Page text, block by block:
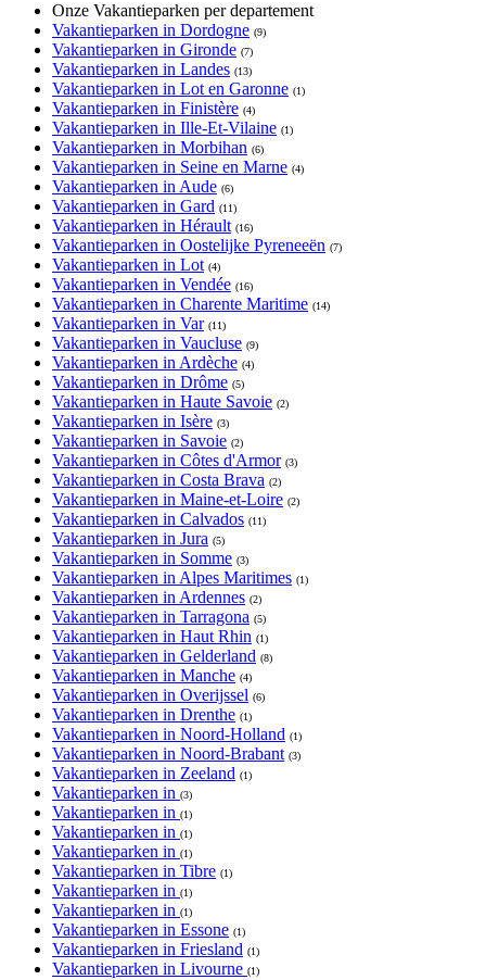
Onze Vakantieparken per departement
Vakantieparken in Dordogne (9)
Vakantieparken in Gironde (7)
Vakantieparken in Landes (13)
Vakantieparken in Lot en Garonne (1)
Vakantieparken in Finistère (4)
Vakantieparken in Ille-Et-Vilaine (1)
Vakantieparken in Morbihan (6)
Vakantieparken in Seine en Marne (4)
Vakantieparken in Aude (6)
Vakantieparken in Gard (11)
Vakantieparken in Hérault (16)
Vakantieparken in Oostelijke Pyreneeën (7)
Vakantieparken in Lot (4)
Vakantieparken in Vendée (16)
Vakantieparken in Charente Maritime (14)
Vakantieparken in Var (11)
Vakantieparken in Vaucluse (9)
Vakantieparken in Ardèche (4)
Vakantieparken in Drôme (5)
Vakantieparken in Haute Savoie (2)
Vakantieparken in Isère (3)
Vakantieparken in Savoie (2)
Vakantieparken in Côtes d'Armor (3)
Vakantieparken in Costa Brava (2)
Vakantieparken in Maine-et-Loire (2)
Vakantieparken in Calvados (11)
Vakantieparken in Jura (5)
Vakantieparken in Somme (3)
Vakantieparken in Alpes Maritimes (1)
Vakantieparken in Ardennes (2)
Vakantieparken in Tarragona (5)
Vakantieparken in Haut Rhin (1)
Vakantieparken in Gelderland (8)
Vakantieparken in Manche (4)
Vakantieparken in Overijssel (6)
Vakantieparken in Drenthe (1)
Vakantieparken in Noord-Holland (1)
Vakantieparken in Noord-Brabant (3)
Vakantieparken in Zeeland (1)
Vakantieparken in (3)
Vakantieparken in (1)
Vakantieparken in (1)
Vakantieparken in (1)
Vakantieparken in Tibre (1)
Vakantieparken in (1)
Vakantieparken in (1)
Vakantieparken in Essone (1)
Vakantieparken in Friesland (1)
Vakantieparken in Livourne (1)